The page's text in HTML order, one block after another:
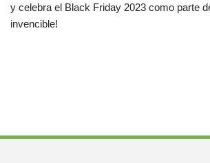
y celebra el Black Friday 2023 como parte
invencible!